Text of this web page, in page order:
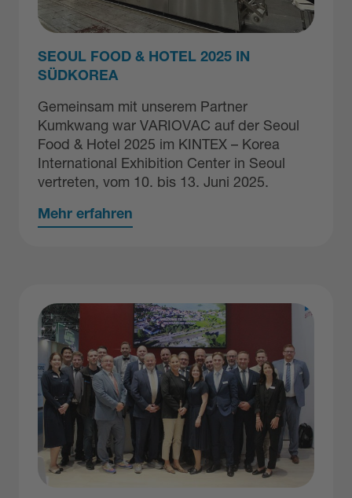
SEOUL FOOD & HOTEL 2025 IN
SÜDKOREA
Gemeinsam mit unserem Partner
Kumkwang war VARIOVAC auf der Seoul
Food & Hotel 2025 im KINTEX – Korea
International Exhibition Center in Seoul
vertreten, vom 10. bis 13. Juni 2025.
Mehr erfahren